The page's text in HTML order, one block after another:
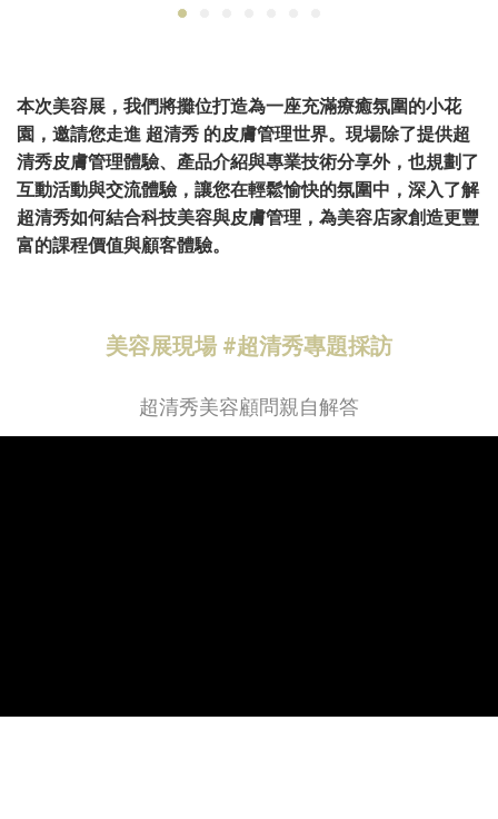
本次美容展，我們將攤位打造為一座充滿療癒氛圍的小花
園，邀請您走進 超清秀 的皮膚管理世界。現場除了提供超
清秀皮膚管理體驗、產品介紹與專業技術分享外，也規劃了
互動活動與交流體驗，讓您在輕鬆愉快的氛圍中，深入了解
超清秀如何結合科技美容與皮膚管理，為美容店家創造更豐
富的課程價值與顧客體驗。
美容展現場 #超清秀專題採訪
超清秀美容顧問親自解答